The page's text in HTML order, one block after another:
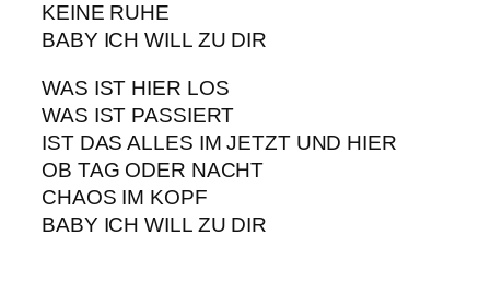
KEINE RUHE
BABY ICH WILL ZU DIR
WAS IST HIER LOS
WAS IST PASSIERT
IST DAS ALLES IM JETZT UND HIER
OB TAG ODER NACHT
CHAOS IM KOPF
BABY ICH WILL ZU DIR